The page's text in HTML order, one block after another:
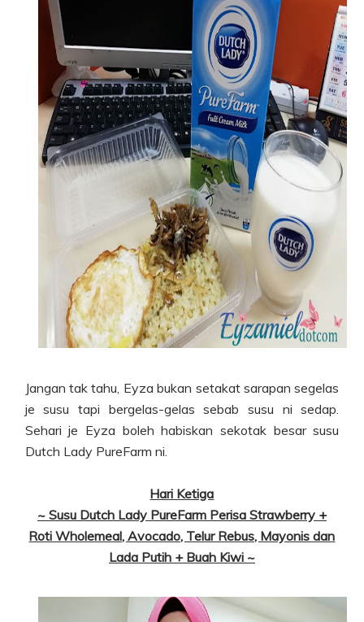
Jangan tak tahu, Eyza bukan setakat sarapan segelas
je susu tapi bergelas-gelas sebab susu ni sedap.
Sehari je Eyza boleh habiskan sekotak besar susu
Dutch Lady PureFarm ni.
Hari Ketiga
~ Susu Dutch Lady PureFarm Perisa Strawberry +
Roti Wholemeal, Avocado, Telur Rebus, Mayonis dan
Lada Putih + Buah Kiwi ~